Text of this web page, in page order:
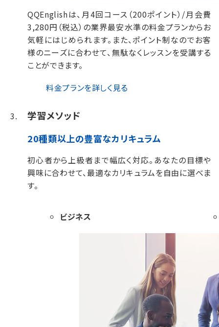
QQEnglishは、月4回コース（200ポイント）/月会費
3,280円（税込）の業界最安水準の料金プランからお
気軽にはじめられます。また、ポイント制なのでお客
様のニーズに合わせて、無駄なくレッスンを受講する
ことができます。
料金プランを詳しく見る
学習メソッド
20種類以上の豊富なカリキュラム
初心者から上級者まで幅広く対応。 あなたの目標や
興味に合わせて、最適なカリキュラムを自由に選べま
す。
ビジネス